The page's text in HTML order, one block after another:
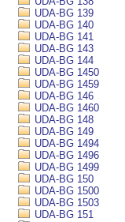
UDA-BG 139
UDA-BG 140
UDA-BG 141
UDA-BG 143
UDA-BG 144
UDA-BG 1450
UDA-BG 1459
UDA-BG 146
UDA-BG 1460
UDA-BG 148
UDA-BG 149
UDA-BG 1494
UDA-BG 1496
UDA-BG 1499
UDA-BG 150
UDA-BG 1500
UDA-BG 1503
UDA-BG 151